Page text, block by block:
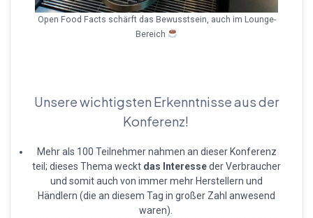
Open Food Facts schärft das Bewusstsein, auch im Lounge-
Bereich
Unsere wichtigsten Erkenntnisse aus der
Konferenz!
Mehr als 100 Teilnehmer nahmen an dieser Konferenz
teil; dieses Thema weckt das Interesseder Verbraucher
und somit auch von immer mehr Herstellern und
Händlern (die an diesem Tag in großer Zahl anwesend
waren).